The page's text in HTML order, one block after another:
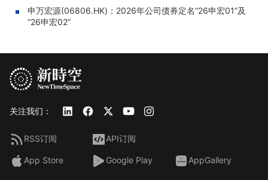
申万宏源(06806.HK)：2026年公司债券定名“26申宏01”及
“26申宏02”
关注我们：
RSS订阅 API订阅
App Store Google Play AppGallery